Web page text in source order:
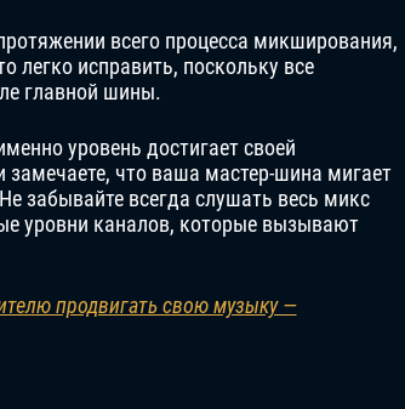
всего процесса микширования,
легко исправить, поскольку все
главной шины.
уровень достигает своей
что ваша мастер-шина мигает
забывайте всегда слушать весь микс
уровни каналов, которые вызывают
продвигать свою музыку —